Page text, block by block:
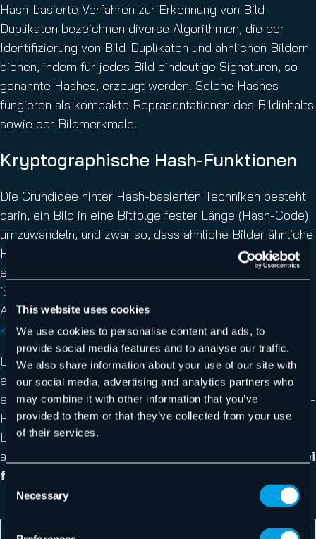
This website uses cookies
We use cookies to personalise content and ads, to
provide social media features and to analyse our traffic.
We also share information about your use of our site with
our social media, advertising and analytics partners who
may combine it with other information that you’ve
provided to them or that they’ve collected from your use
of their services.
Selection
Necessary
Hash-basierte Verfahren zur Erkennung von Bild-
Duplikaten bezeichnen diverse Algorithmen, die der
Identifizierung von Bild-Duplikaten und ähnlichen Bildern
dienen, indem für jedes Bild eindeutige Signaturen, so
genannte Hashes, erzeugt werden. Solche Hashes
fungieren als kompakte Repräsentationen des Bildinhalts
sowie der Bildmerkmale.
Kryptographische Hash-Funktionen
Die Grundidee hinter Hash-basierten Techniken besteht
darin, ein Bild in eine Bitfolge fester Länge (Hash-Code)
umzuwandeln, und zwar so, dass ähnliche Bilder ähnliche
Hash-Codes ergeben. Das Ergebnis: Exakte Duplikate
erzeugen identische Hash-Codes, so dass sie leicht
identifiziert werden können. Die einfachsten Hash-
Algorithmen, die wir verwenden können, sind
kryptographische Funktionen, wieMD5oderSHA-1
Die Tabelle unten zeigt die MD5-Hashes der Bilder. Wie
erwartet, werden nur exakte Duplikate als Bild-Duplikate
erkannt. Das liegt daran, dass die kryptografischen Hash-
Funktionen, , die ursprünglich für Sicherheit und
Datenintegrität entwickelt wurden, den
Avalanche-Effekt
aufweisen:
Schon eine kleine Änderung in der Datei
führt zu einem deutlich anderen Hash-Wert
Bild MD5-hash